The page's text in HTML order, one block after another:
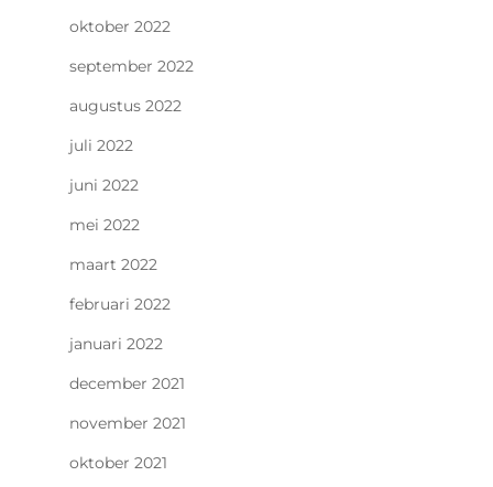
oktober 2022
september 2022
augustus 2022
juli 2022
juni 2022
mei 2022
maart 2022
februari 2022
januari 2022
december 2021
november 2021
oktober 2021